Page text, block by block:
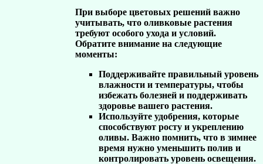
При выборе цветовых решений важно
учитывать, что оливковые растения
требуют особого ухода и условий.
Обратите внимание на следующие
моменты:
Поддерживайте правильный уровень
влажности и температуры, чтобы
избежать болезней и поддерживать
здоровье вашего растения.
Используйте удобрения, которые
способствуют росту и укреплению
оливы. Важно помнить, что в зимнее
время нужно уменьшить полив и
контролировать уровень освещения.